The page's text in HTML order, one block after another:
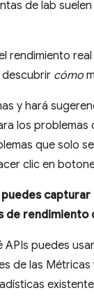
de lab
rendimiento
cómo
y hará
los
que solo
clic en
puedes
rendimiento
APIs puedes
de las